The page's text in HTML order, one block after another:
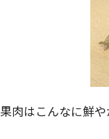
果肉はこんなに鮮